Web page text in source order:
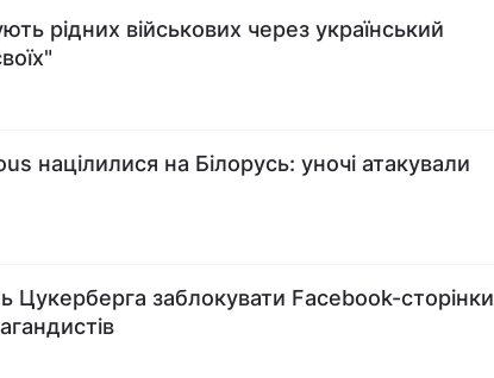
рідних військових через український
націлилися на Білорусь: уночі атакували
Цукерберга заблокувати Facebook-сторінки